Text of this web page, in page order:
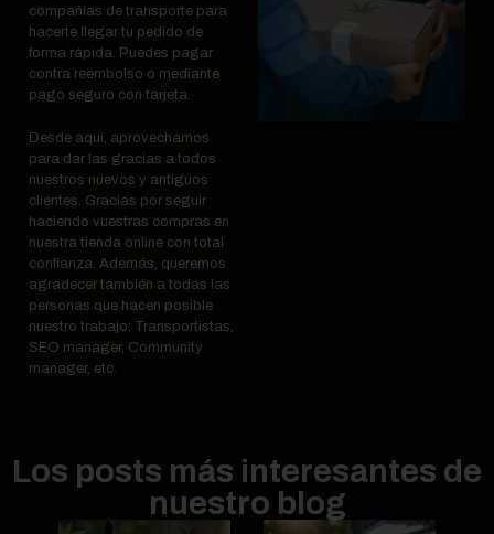
compañías de transporte para
hacerte llegar tu pedido de
forma rápida. Puedes pagar
contra reembolso o mediante
pago seguro con tarjeta.
Desde aquí, aprovechamos
para dar las gracias a todos
nuestros nuevos y antiguos
clientes. Gracias por seguir
haciendo vuestras compras en
nuestra tienda online con total
confianza. Además, queremos
agradecer también a todas las
personas que hacen posible
nuestro trabajo: Transportistas,
SEO manager, Community
manager, etc.
Los posts más interesantes de
nuestro blog